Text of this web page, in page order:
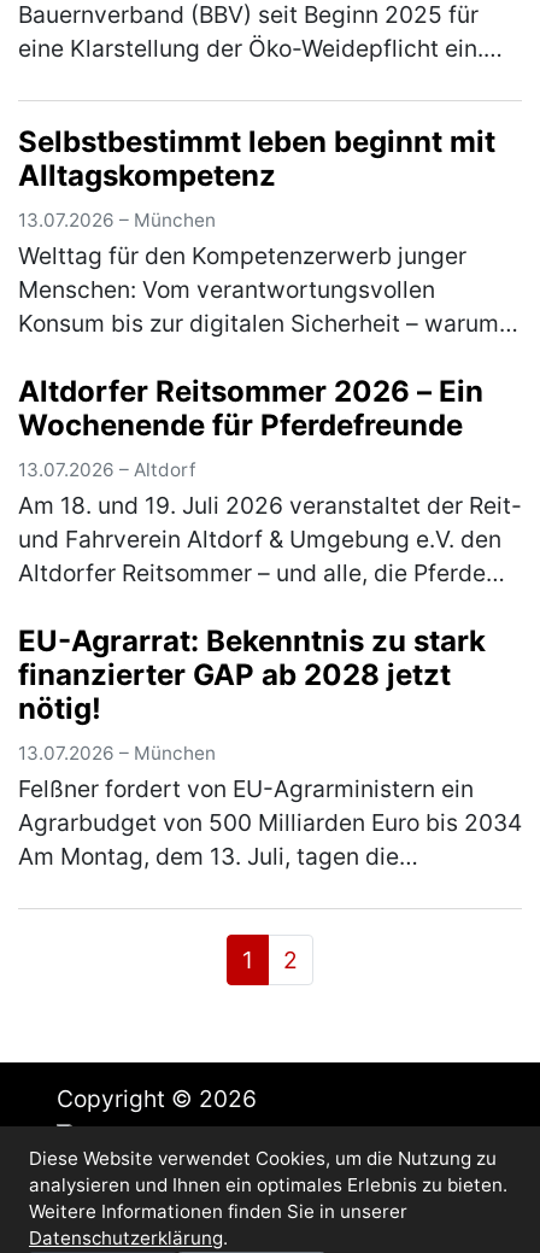
Bauernverband (BBV) seit Beginn 2025 für
eine Klarstellung der Öko-Weidepflicht ein.
Selbstbestimmt leben beginnt mit
Alltagskompetenz
13.07.2026 – München
Welttag für den Kompetenzerwerb junger
Menschen: Vom verantwortungsvollen
Konsum bis zur digitalen Sicherheit – warum
Am 15. Juli macht der Welttag für den …
(mehr)
Altdorfer Reitsommer 2026 – Ein
Wochenende für Pferdefreunde
13.07.2026 – Altdorf
Am 18. und 19. Juli 2026 veranstaltet der Reit-
und Fahrverein Altdorf & Umgebung e.V. den
Altdorfer Reitsommer – und alle, die Pferde
Besucher erleb… (mehr)
EU-Agrarrat: Bekenntnis zu stark
finanzierter GAP ab 2028 jetzt
nötig!
13.07.2026 – München
Felßner fordert von EU-Agrarministern ein
Agrarbudget von 500 Milliarden Euro bis 2034
Am Montag, dem 13. Juli, tagen die
1
2
Copyright © 2026
Impressum
Datenschutz
Cookie-Einstellungen
Diese Website verwendet Cookies, um die Nutzung zu
analysieren und Ihnen ein optimales Erlebnis zu bieten.
Weitere Informationen finden Sie in unserer
Datenschutzerklärung.